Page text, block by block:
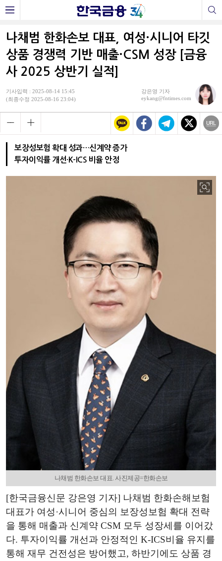
나채범 한화손보 대표, 여성·시니어 타깃
상품 경쟁력 기반 매출·CSM 성장 [금융
사 2025 상반기 실적]
기사입력 : 2025-08-14 15:45
(최종수정 2025-08-16 23:04)
강은영 기자
eykang@fntimes.com
보장성보험 확대 성과…신계약 증가
투자이익률 개선·K-ICS 비율 안정
나채범 한화손보 대표. 사진제공=한화손보
[한국금융신문 강은영 기자] 나채범 한화손해보험
대표가 여성·시니어 중심의 보장성보험 확대 전략
을 통해 매출과 신계약 CSM 모두 성장세를 이어갔
다. 투자이익률 개선과 안정적인 K-ICS비율 유지를
통해 재무 건전성은 방어했고, 하반기에도 상품 경